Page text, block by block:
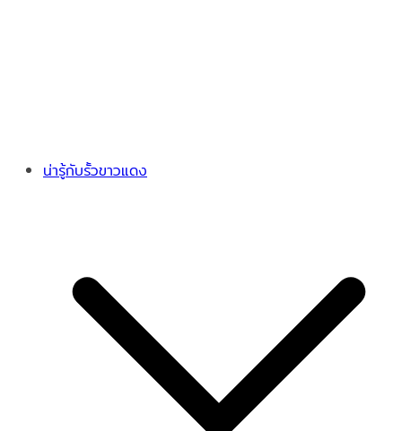
น่ารู้กับรั้วขาวแดง